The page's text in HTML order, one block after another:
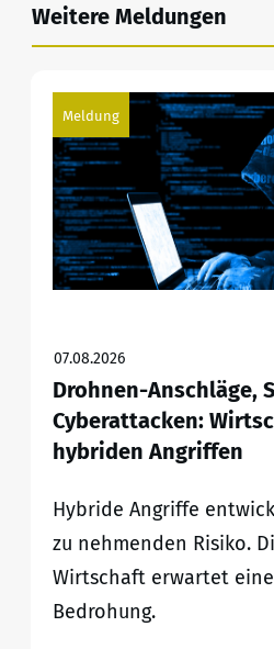
Weitere Meldungen
Meldung
07.08.2026
Drohnen-Anschläge,
Cyberattacken:
hybriden Angriffen
Hybride Angriffe
zu nehmenden Risiko.
Wirtschaft erwartet
Bedrohung.